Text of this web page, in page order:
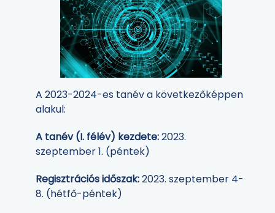
A 2023-2024-es tanév a következőképpen
alakul:
A tanév (I. félév) kezdete:2023.
szeptember 1. (péntek)
Regisztrációs időszak:2023. szeptember 4-
8. (hétfő-péntek)